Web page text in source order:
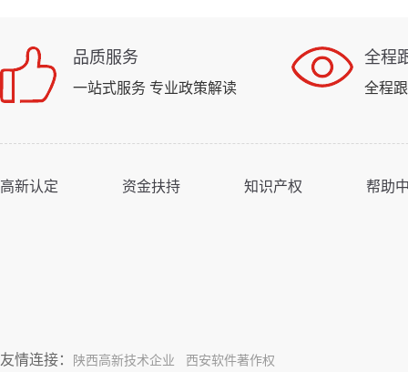
品质服务
一站式服务 专业政策解读
全程
全程
高新认定 资金扶持 知识产权 帮助
友情连接： 陕西高新技术企业 西安软件著作权